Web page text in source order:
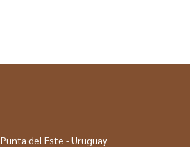
Punta del Este - Uruguay